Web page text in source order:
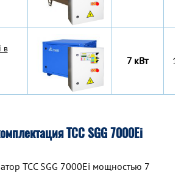
в
7 кВт
ТСС SGG 7000Ei
TCC SGG 7000Ei мощностью 7